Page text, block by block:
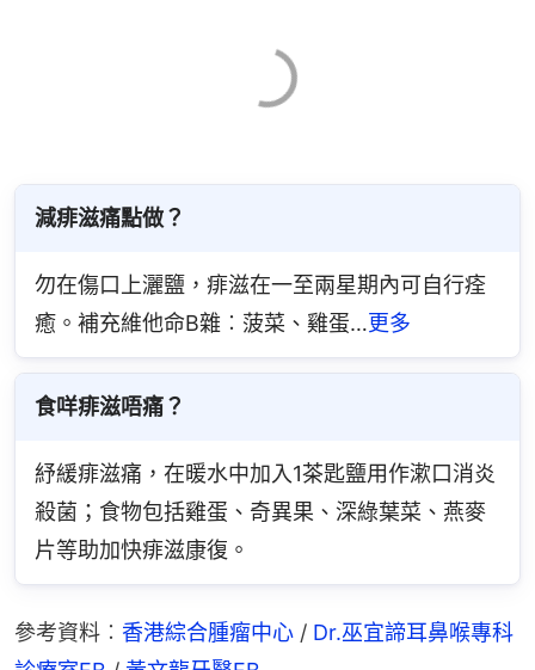
減痱滋痛點做？
勿在傷口上灑鹽，痱滋在一至兩星期內可自行痊
癒。補充維他命B雜︰菠菜、雞蛋…更多
食咩痱滋唔痛？
紓緩痱滋痛，在暖水中加入1茶匙鹽用作漱口消炎
殺菌；食物包括雞蛋、奇異果、深綠葉菜、燕麥
片等助加快痱滋康復。
參考資料︰ 香港綜合腫瘤中心 / Dr.巫宜諦耳鼻喉專科